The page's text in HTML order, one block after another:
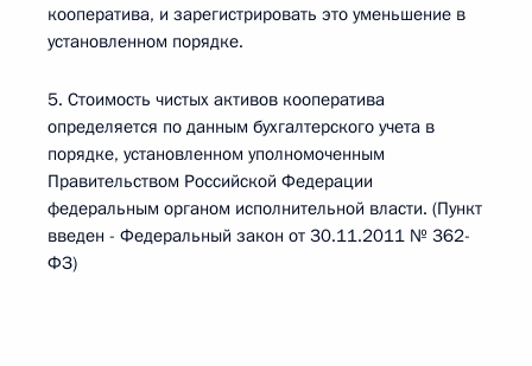
кооператива, и зарегистрировать это уменьшение в
установленном порядке.
5. Стоимость чистых активов кооператива
определяется по данным бухгалтерского учета в
порядке, установленном уполномоченным
Правительством Российской Федерации
федеральным органом исполнительной власти. (Пункт
введен - Федеральный закон от 30.11.2011 № 362-
ФЗ)